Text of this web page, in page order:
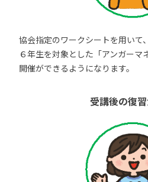
協会指定のワークシートを用いて
６年生を対象とした「アンガーマ
開催ができるようになります。
受講後の復